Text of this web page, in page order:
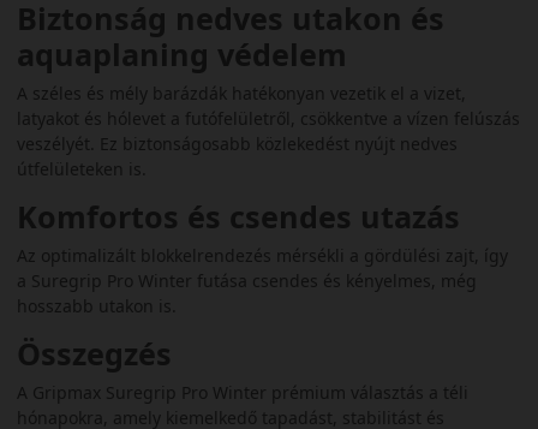
Biztonság nedves utakon és
aquaplaning védelem
A széles és mély barázdák hatékonyan vezetik el a vizet,
latyakot és hólevet a futófelületről, csökkentve a vízen felúszás
veszélyét. Ez biztonságosabb közlekedést nyújt nedves
útfelületeken is.
Komfortos és csendes utazás
Az optimalizált blokkelrendezés mérsékli a gördülési zajt, így
a Suregrip Pro Winter futása csendes és kényelmes, még
hosszabb utakon is.
Összegzés
A Gripmax Suregrip Pro Winter prémium választás a téli
hónapokra, amely kiemelkedő tapadást, stabilitást és